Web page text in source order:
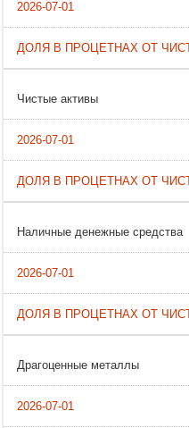
Чистые активы
Наличные денежные средства
Драгоценные металлы